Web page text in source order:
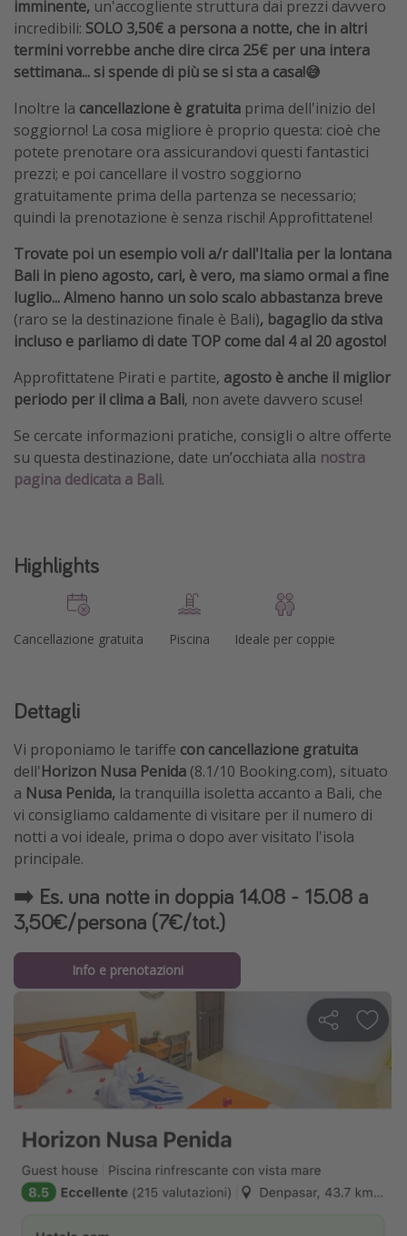
imminente, un'accogliente struttura dai prezzi davvero
incredibili: SOLO 3,50€ a persona a notte, che in altri
termini vorrebbe anche dire circa 25€ per una intera
settimana... si spende di più se si sta a casa!😅
Inoltre la cancellazione è gratuita prima dell'inizio del
soggiorno! La cosa migliore è proprio questa: cioè che
potete prenotare ora assicurandovi questi fantastici
prezzi; e poi cancellare il vostro soggiorno
gratuitamente prima della partenza se necessario;
quindi la prenotazione è senza rischi! Approfittatene!
Trovate poi un esempio voli a/r dall'Italia per la lontana
Bali in pieno agosto, cari, è vero, ma siamo ormai a fine
luglio... Almeno hanno un solo scalo abbastanza breve
(raro se la destinazione finale è Bali), bagaglio da stiva
incluso e parliamo di date TOP come dal 4 al 20 agosto!
Approfittatene Pirati e partite, agosto è anche il miglior
periodo per il clima a Bali, non avete davvero scuse!
Se cercate informazioni pratiche, consigli o altre offerte
su questa destinazione, date un’occhiata alla nostra
pagina dedicata a Bali.
Highlights
Cancellazione gratuita Piscina Ideale per coppie
Dettagli
Vi proponiamo le tariffe con cancellazione gratuita
dell'Horizon Nusa Penida (8.1/10 Booking.com), situato
a Nusa Penida, la tranquilla isoletta accanto a Bali, che
vi consigliamo caldamente di visitare per il numero di
notti a voi ideale, prima o dopo aver visitato l'isola
principale.
➡️ Es. una notte in doppia 14.08 - 15.08 a
3,50€/persona (7€/tot.)
Info e prenotazioni